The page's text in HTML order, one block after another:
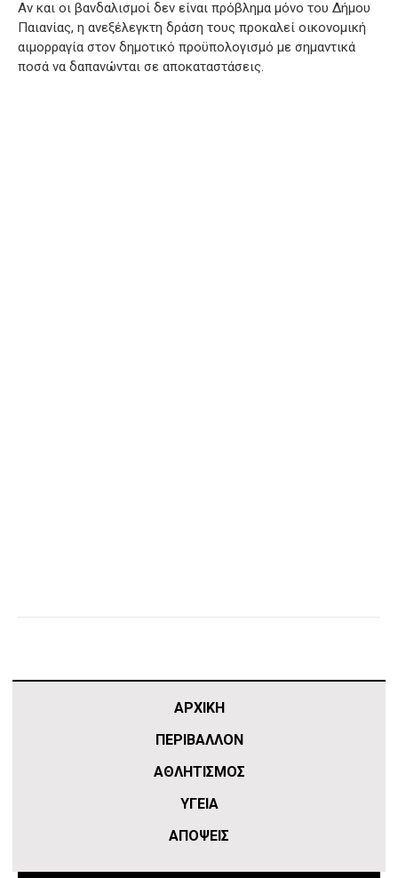
Αν και οι βανδαλισμοί δεν είναι πρόβλημα μόνο του Δήμου
Παιανίας, η ανεξέλεγκτη δράση τους προκαλεί οικονομική
αιμορραγία στον δημοτικό προϋπολογισμό με σημαντικά
ποσά να δαπανώνται σε αποκαταστάσεις.
ΑΡΧΙΚΗ
ΠΕΡΙΒΑΛΛΟΝ
ΑΘΛΗΤΙΣΜΌΣ
ΥΓΕΙΑ
ΑΠΟΨΕΙΣ